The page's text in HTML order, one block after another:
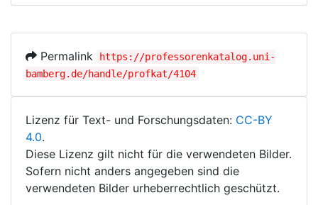
Permalink
https://professorenkatalog.uni-
bamberg.de/handle/profkat/4104
Lizenz für Text- und Forschungsdaten: CC-BY
4.0.
Diese Lizenz gilt nicht für die verwendeten Bilder.
Sofern nicht anders angegeben sind die
verwendeten Bilder urheberrechtlich geschützt.